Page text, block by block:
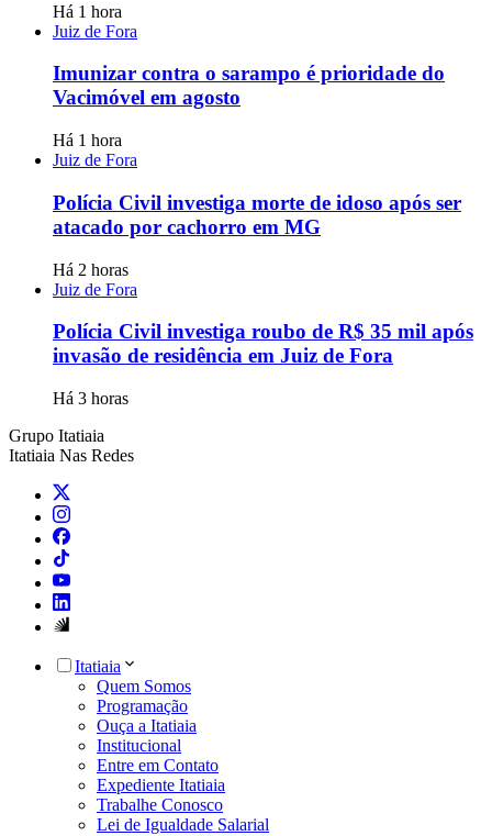
Há 1 hora
Juiz de Fora
Imunizar contra o sarampo é prioridade do
Vacimóvel em agosto
Há 1 hora
Juiz de Fora
Polícia Civil investiga morte de idoso após ser
atacado por cachorro em MG
Há 2 horas
Juiz de Fora
Polícia Civil investiga roubo de R$ 35 mil após
invasão de residência em Juiz de Fora
Há 3 horas
Grupo Itatiaia
Itatiaia Nas Redes
Itatiaia
Quem Somos
Programação
Ouça a Itatiaia
Institucional
Entre em Contato
Expediente Itatiaia
Trabalhe Conosco
Lei de Igualdade Salarial